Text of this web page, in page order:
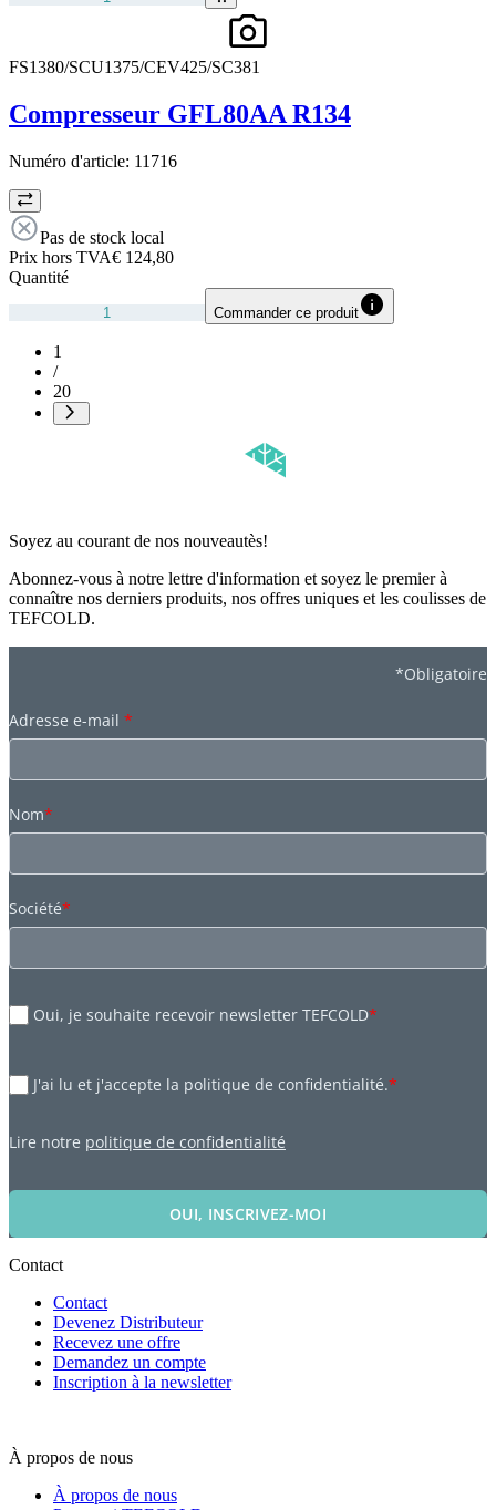
FS1380/SCU1375/CEV425/SC381
Compresseur GFL80AA R134
Numéro d'article: 11716
Pas de stock local
Prix hors TVA€ 124,80
Quantité
Commander ce produit
1
/
20
Soyez au courant de nos nouveautès!
Abonnez-vous à notre lettre d'information et soyez le premier à
connaître nos derniers produits, nos offres uniques et les coulisses de
TEFCOLD.
*Obligatoire
Adresse e-mail *
Nom*
Société*
Oui, je souhaite recevoir newsletter TEFCOLD*
J'ai lu et j'accepte la politique de confidentialité.*
Lire notre politique de confidentialité
OUI, INSCRIVEZ-MOI
Contact
Contact
Devenez Distributeur
Recevez une offre
Demandez un compte
Inscription à la newsletter
À propos de nous
À propos de nous